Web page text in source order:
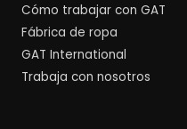
Cómo trabajar con GAT
Fábrica de ropa
GAT International
Trabaja con nosotros